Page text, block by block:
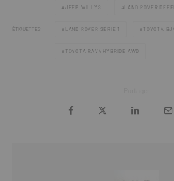
ÉTIQUETTES
JEEP WILLYS LAND ROVER
LAND ROVER SÉRIE 1 TOYOTA
TOYOTA RAV4 HYBRIDE AWD